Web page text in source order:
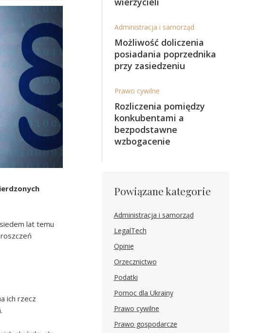
lat temu
ich rzecz
Administracja i samorząd
Możliwość doliczenia
posiadania poprzednika
przy zasiedzeniu
Prawo cywilne
Rozliczenia pomiędzy
konkubentami a
bezpodstawne
wzbogacenie
Powiązane kategorie
Administracja i samorząd
LegalTech
Opinie
Orzecznictwo
Podatki
Pomoc dla Ukrainy
Prawo cywilne
Prawo gospodarcze